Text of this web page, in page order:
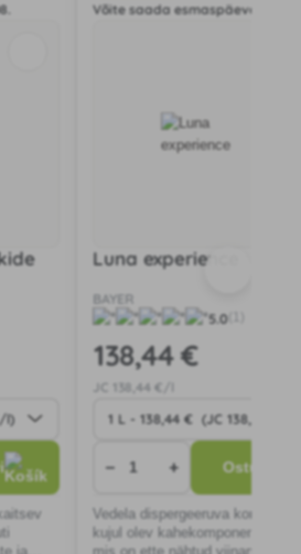
Võite saada esmaspäeval,
Luna experience
BAYER
5.0
138,44 €
138 ,44 €/l
− + Ostukorvi
Vedela dispergeeruva
kujul olev kahekomponentne